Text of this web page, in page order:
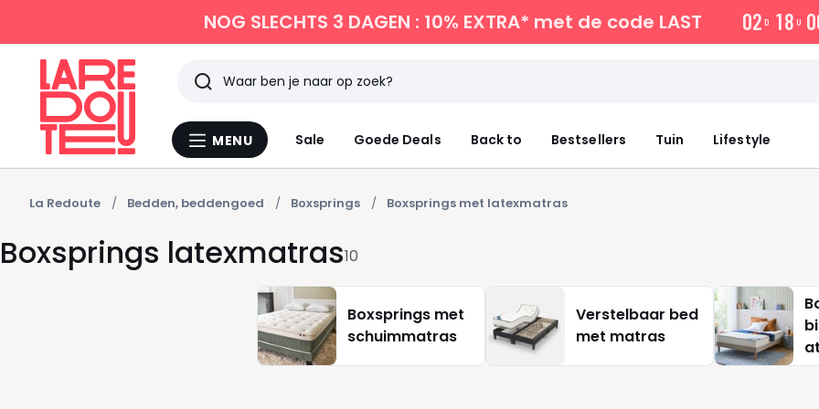
NOG SLECHTS 3 DAGEN : 10% EXTRA* met de code LAST 02 D 18 U 0
Menu
MENU Sale Goede Deals Back to Bestsellers Tuin Lifestyle
Zoeken
Laatst
bekeken
La Redoute Bedden, beddengoed Boxsprings Boxsprings met latexmatras
Boxsprings latexmatras10
Boxsprings met
schuimmatras
Verstelbaar bed
met matras